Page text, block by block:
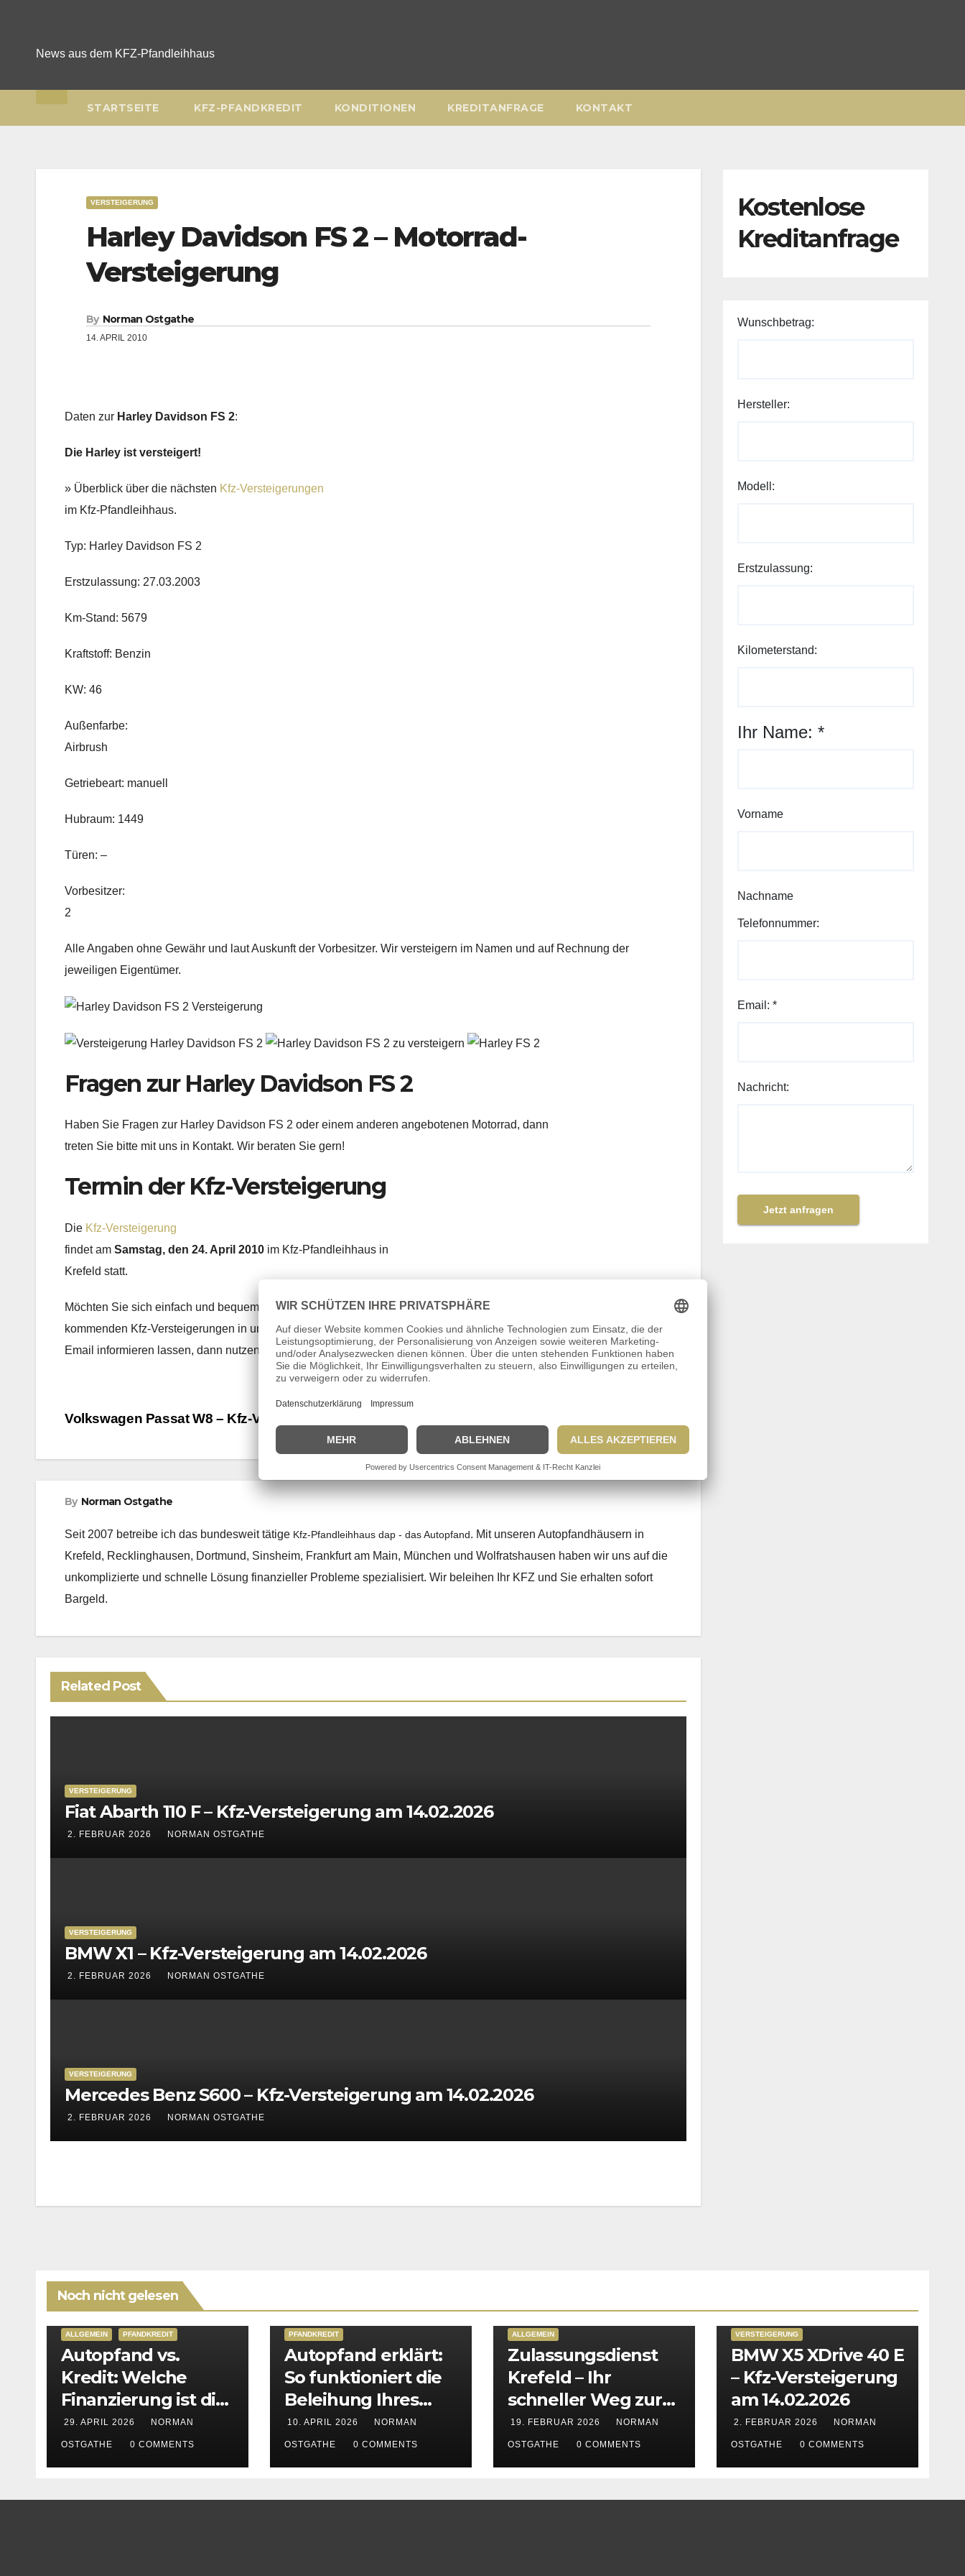
News aus dem KFZ-Pfandleihhaus
STARTSEITE KFZ-PFANDKREDIT KONDITIONEN KREDITANFRAGE KONTAKT
VERSTEIGERUNG
Harley Davidson FS 2 – Motorrad-
Versteigerung
By Norman Ostgathe
14. APRIL 2010
Daten zur Harley Davidson FS 2:
Die Harley ist versteigert!
» Überblick über die nächsten Kfz-Versteigerungen
im Kfz-Pfandleihhaus.
Typ: Harley Davidson FS 2
Erstzulassung: 27.03.2003
Km-Stand: 5679
Kraftstoff: Benzin
KW: 46
Außenfarbe:
Airbrush
Getriebeart: manuell
Hubraum: 1449
Türen: –
Vorbesitzer:
2
Alle Angaben ohne Gewähr und laut Auskunft der Vorbesitzer. Wir versteigern im Namen und auf Rechnung der
jeweiligen Eigentümer.
Fragen zur Harley Davidson FS 2
Haben Sie Fragen zur Harley Davidson FS 2 oder einem anderen angebotenen Motorrad, dann
treten Sie bitte mit uns in Kontakt. Wir beraten Sie gern!
Termin der Kfz-Versteigerung
Die Kfz-Versteigerung
findet am Samstag, den 24. April 2010 im Kfz-Pfandleihhaus in
Krefeld statt.
Möchten Sie sich einfach und bequem über die Termine der
kommenden Kfz-Versteigerungen in unseren bundesweiten Pfandhäusern per
Email informieren lassen, dann nutzen Sie unserendap-Newsletter.
Beitragsnavigation
Volkswagen Passat W8 – Kfz-Versteigerung
By Norman Ostgathe
Seit 2007 betreibe ich das bundesweit tätige Kfz-Pfandleihhaus dap - das Autopfand. Mit unseren Autopfandhäusern in
Krefeld, Recklinghausen, Dortmund, Sinsheim, Frankfurt am Main, München und Wolfratshausen haben wir uns auf die
unkomplizierte und schnelle Lösung finanzieller Probleme spezialisiert. Wir beleihen Ihr KFZ und Sie erhalten sofort
Bargeld.
Related Post
VERSTEIGERUNG
Fiat Abarth 110 F – Kfz-Versteigerung am 14.02.2026
2. FEBRUAR 2026 NORMAN OSTGATHE
VERSTEIGERUNG
BMW X1 – Kfz-Versteigerung am 14.02.2026
2. FEBRUAR 2026 NORMAN OSTGATHE
VERSTEIGERUNG
Mercedes Benz S600 – Kfz-Versteigerung am 14.02.2026
2. FEBRUAR 2026 NORMAN OSTGATHE
Kostenlose
Kreditanfrage
Wunschbetrag:
Hersteller:
Ihr
Modell:
Erstzulassung:
Kilometerstand:
Ihr Name: *
Vorname
Nachname
Telefonnummer:
Email: *
Nachricht:
Jetzt anfragen
Noch nicht gelesen
ALLGEMEIN PFANDKREDIT
Autopfand vs.
Kredit: Welche
Finanzierung ist die
bessere Wahl?
29. APRIL 2026 NORMAN
OSTGATHE 0 COMMENTS
PFANDKREDIT
Autopfand erklärt:
So funktioniert die
Beleihung Ihres
Fahrzeugs
10. APRIL 2026 NORMAN
OSTGATHE 0 COMMENTS
ALLGEMEIN
Zulassungsdienst
Krefeld – Ihr
schneller Weg zur
KFZ-Zulassung in
Krefeld, Kempen &
Viersen
19. FEBRUAR 2026 NORMAN
OSTGATHE 0 COMMENTS
VERSTEIGERUNG
BMW X5 XDrive 40 E
– Kfz-Versteigerung
am 14.02.2026
2. FEBRUAR 2026 NORMAN
OSTGATHE 0 COMMENTS